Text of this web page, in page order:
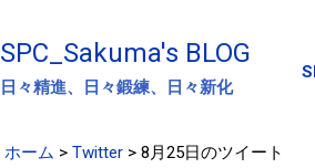
SPC_Sakuma's BLOG
日々精進、日々鍛練、日々新化
ホーム > Twitter > 8月25日のツイート